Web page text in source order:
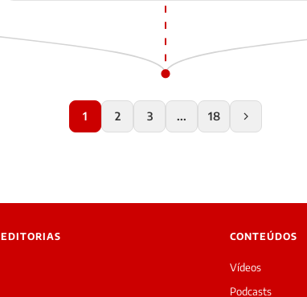
1 2 3 ... 18
EDITORIAS CONTEÚDOS
Vídeos
Podcasts